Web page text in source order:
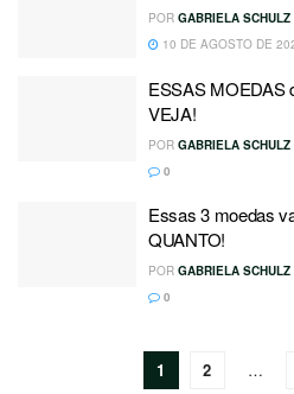
POR GABRIELA SCHULZ
10 DE AGOSTO DE
ESSAS MOEDAS
VEJA!
POR GABRIELA SCHULZ
0
Essas 3 moedas
QUANTO!
POR GABRIELA SCHULZ
0
1 2 …